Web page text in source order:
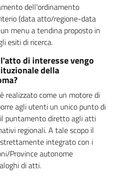
dell'ordinamento
(data atto/regione-data
menu a tendina proposto in
esiti di ricerca.
di interesse vengo
della
realizzato come un motore di
agli utenti un unico punto di
puntamento diretto agli atti
regionali. A tale scopo il
integrato con i
Province autonome
di atti.